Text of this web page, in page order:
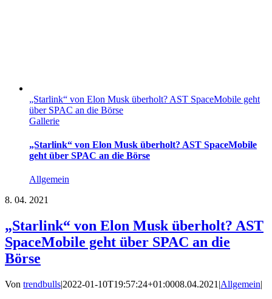
„Starlink“ von Elon Musk überholt? AST SpaceMobile geht
über SPAC an die Börse
Gallerie
„Starlink“ von Elon Musk überholt? AST SpaceMobile
geht über SPAC an die Börse
Allgemein
8. 04. 2021
„Starlink“ von Elon Musk überholt? AST
SpaceMobile geht über SPAC an die
Börse
Von trendbulls|2022-01-10T19:57:24+01:0008.04.2021 |Allgemein|